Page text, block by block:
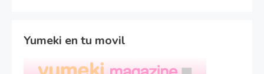
Yumeki en tu movil